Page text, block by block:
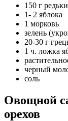
150 г
1- 2 яблока
1 морковь
зелень
20-30 г
1 ч. ложка
черный
соль
Овощной
орехов